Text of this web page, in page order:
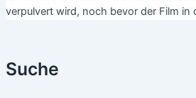
Suche
verpulvert wird, noch bevor der Film